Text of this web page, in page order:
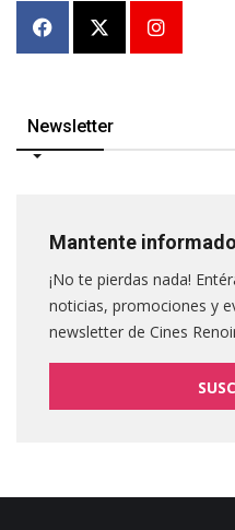
Newsletter
Mantente informado
¡No te pierdas nada!
noticias, promociones y
newsletter de Cines